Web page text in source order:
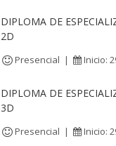
DIPLOMA DE
2D
Presencial | Inicio:
DIPLOMA DE
3D
Presencial | Inicio: